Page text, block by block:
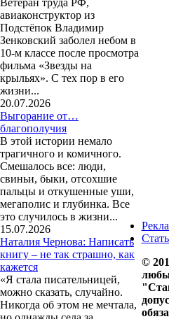
Ветеран труда РФ,
авиаконструктор из
Подстёпок Владимир
Зенковский заболел небом в
10-м классе после просмотра
фильма «Звезды на
крыльях». С тех пор в его
жизни...
20.07.2026
Выгорание от…
благополучия
В этой истории немало
трагичного и комичного.
Смешалось все: люди,
свиньи, быки, отсохшие
пальцы и откушенные уши,
мегаполис и глубинка. Все
это случилось в жизни...
15.07.2026
Наталия Чернова: Написать
книгу – не так страшно, как
кажется
«Я стала писательницей,
можно сказать, случайно.
Никогда об этом не мечтала,
©